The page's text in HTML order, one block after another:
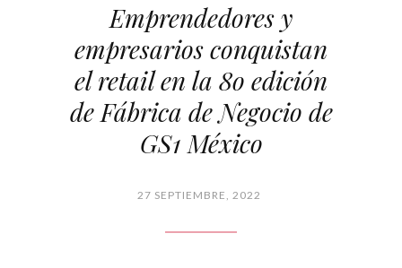
Emprendedores y
empresarios conquistan
el retail en la 8o edición
de Fábrica de Negocio de
GS1 México
27 SEPTIEMBRE, 2022